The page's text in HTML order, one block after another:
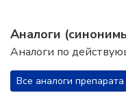
Аналоги
Аналоги по
Все аналоги препарата